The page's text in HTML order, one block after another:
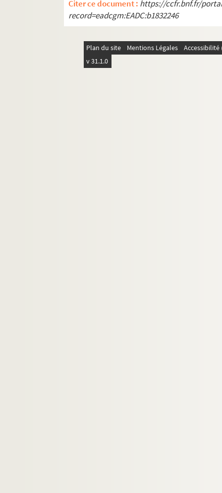
Citer ce document : https://ccfr.bnf.fr/
record=eadcgm:EADC:b1832246
Plan du site Mentions Légales
v 31.1.0